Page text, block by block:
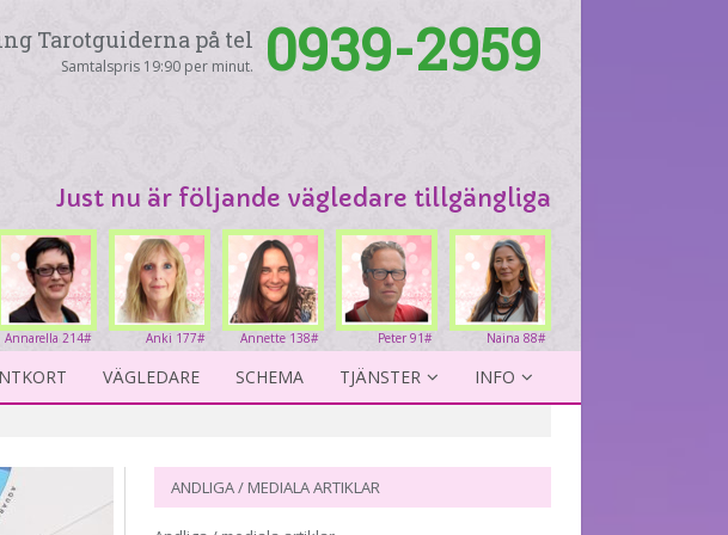
Tarotguiderna på tel
Samtalspris 19:90 per minut. 0939-2959
Just nu är följande vägledare tillgängliga
Naina 88#
Peter 91#
Annette 138#
Anki 177#
Annarella 214#
VÄGLEDARE SCHEMA TJÄNSTER INFO
ANDLIGA / MEDIALA ARTIKLAR